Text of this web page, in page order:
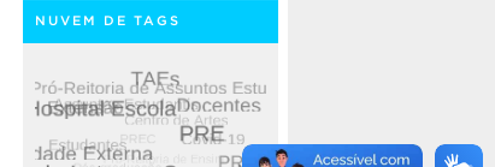
NUVEM DE TAGS